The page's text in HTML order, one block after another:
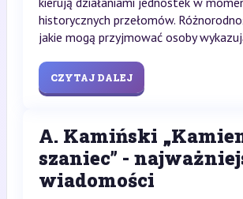
historycznych przełomów.
jakie mogą przyjmować osoby
CZYTAJ DALEJ
A. Kamiński
szaniec” -
wiadomości